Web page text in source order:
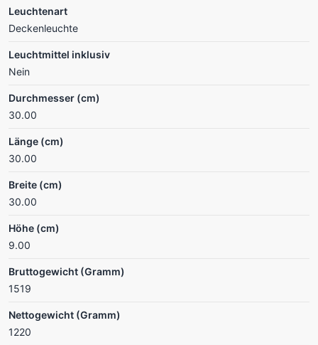
Leuchtenart
Deckenleuchte
Leuchtmittel inklusiv
Nein
Durchmesser (cm)
30.00
Länge (cm)
30.00
Breite (cm)
30.00
Höhe (cm)
9.00
Bruttogewicht (Gramm)
1519
Nettogewicht (Gramm)
1220